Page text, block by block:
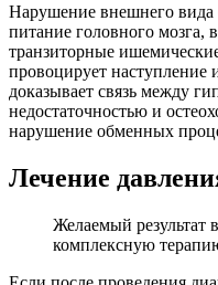
Нарушение внешнего
питание головного мозга,
транзиторные
провоцирует наступление
доказывает связь между
недостаточностью и
нарушение обменных
Лечение
Желаемый результат
комплексную